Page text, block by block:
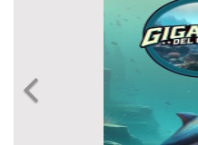
Previous